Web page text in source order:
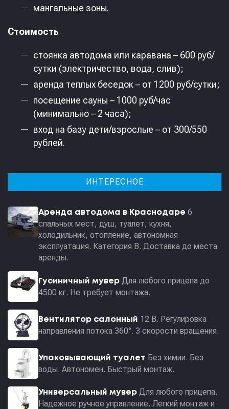
мангальные зоны.
Стоимость
стоянка автодома или каравана – 600 руб/
сутки (электричество, вода, слив);
аренда теплых беседок – от 1200 руб/сутки;
посещение сауны – 1000 руб/час
(минимально – 2 часа);
вход на базу дети/взрослые – от 300/550
рублей.
ИНТЕРЕСНОЕ
Аренда автодома в Краснодаре 6
спальных мест, душ, туалет, кухня,
холодильник, отопление, автономная
эксплуатация. Категория В. Доставка до места
аренды.
Гусиничный мувер Для любого прицепа до
4500 кг. Не требует монтажа.
Вентилятор салонный 12 В. Регулировка
направления потока 360°. 3 скорости вращения.
Упаковывающий туалет Без химии. Без
воды. Автономен. Быстрый монтаж.
Универсальный мувер Для любого прицепа.
Надежное ручное управление. Легкий монтаж и